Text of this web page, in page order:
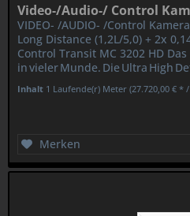
Video-/Audio-/ Control
VIDEO- /AUDIO- /Control
Long Distance (1,2L/5,0) + 2x
Control Transit MC 3202 HD
in vieler Munde. Die Ultra High
Inhalt 1 Laufende(r) Meter(27.720,00 € *
Merken